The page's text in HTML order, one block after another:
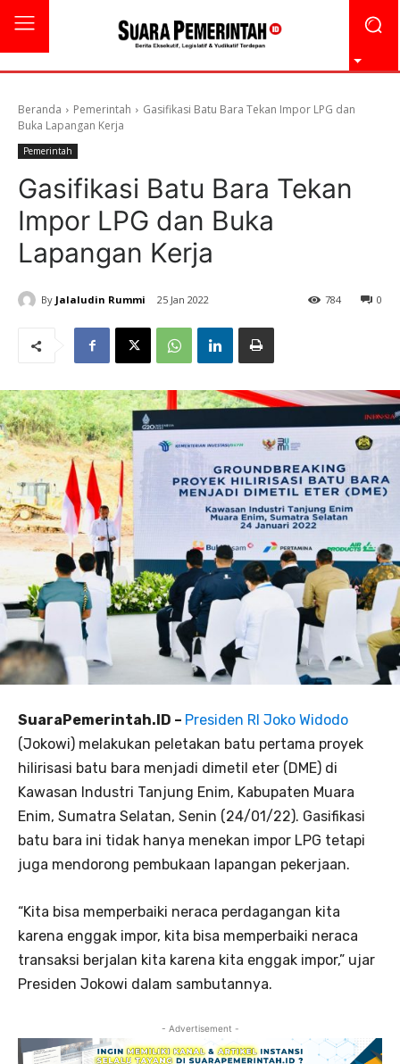
Beranda Pemerintah
Gasifikasi Batu Bara Tekan Impor LPG dan
Buka Lapangan Kerja
Pemerintah
Gasifikasi Batu Bara Tekan
Impor LPG dan Buka
Lapangan Kerja
By Jalaludin Rummi 25 Jan 2022 0
784
SuaraPemerintah.ID – Presiden RI Joko Widodo
(Jokowi) melakukan peletakan batu pertama proyek
hilirisasi batu bara menjadi dimetil eter (DME) di
Kawasan Industri Tanjung Enim, Kabupaten Muara
Enim, Sumatra Selatan, Senin (24/01/22). Gasifikasi
batu bara ini tidak hanya menekan impor LPG tetapi
juga mendorong pembukaan lapangan pekerjaan.
“Kita bisa memperbaiki neraca perdagangan kita
karena enggak impor, kita bisa memperbaiki neraca
transaksi berjalan kita karena kita enggak impor,” ujar
Presiden Jokowi dalam sambutannya.
- Advertisement -